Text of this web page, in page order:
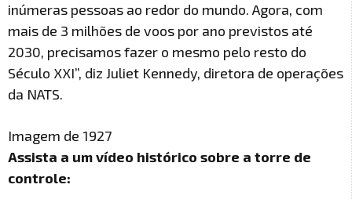
inúmeras pessoas ao redor do mundo. Agora, com
mais de 3 milhões de voos por ano previstos até
2030, precisamos fazer o mesmo pelo resto do
Século XXI”, diz Juliet Kennedy, diretora de operações
da NATS.
Imagem de 1927
Assista a um vídeo histórico sobre a torre de
controle: